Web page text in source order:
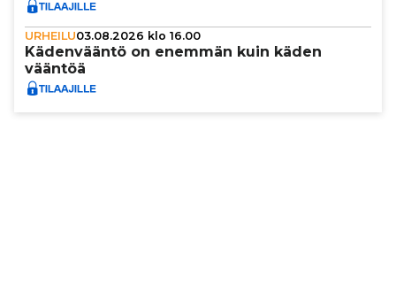
URHEILU03.08.2026 klo 16.00
Käden­vääntö on enemmän kuin käden
vääntöä